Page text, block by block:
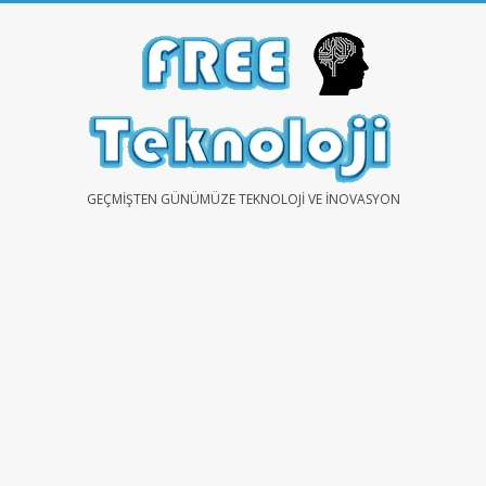
FREEGEÇMIŞTEN GÜNÜMÜZE TEKNOLOJI VE İNOVASYON